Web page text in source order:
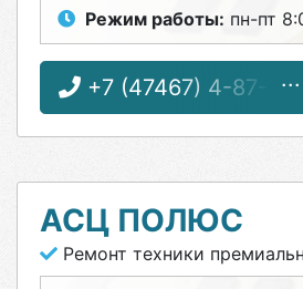
Режим работы: пн-пт
+7 (47467) 4-87-31
АСЦ ПОЛЮС
Ремонт техники